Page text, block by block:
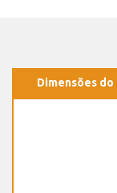
Dimensões do